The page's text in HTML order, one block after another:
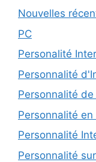
Nouvelles
PC
Personalité
Personnalité
Personnalité
Personnalité en
Personnalité
Personnalité